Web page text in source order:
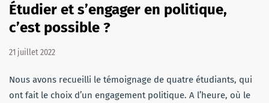
Étudier et s’engager en politique,
c’est possible ?
21 juillet 2022
Nous avons recueilli le témoignage de quatre étudiants, qui
ont fait le choix d’un engagement politique. A l’heure, où le